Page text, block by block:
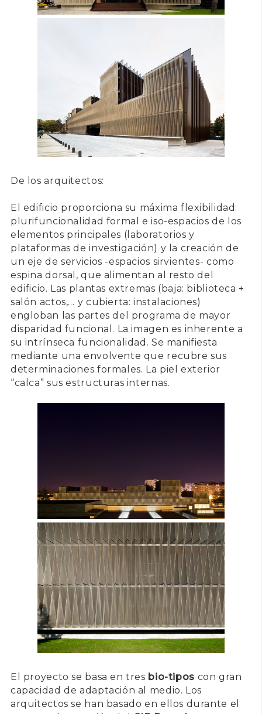
De los arquitectos:
El edificio proporciona su máxima flexibilidad:
plurifuncionalidad formal e iso-espacios de los
elementos principales (laboratorios y
plataformas de investigación) y la creación de
un eje de servicios -espacios sirvientes- como
espina dorsal, que alimentan al resto del
edificio. Las plantas extremas (baja: biblioteca +
salón actos,… y cubierta: instalaciones)
engloban las partes del programa de mayor
disparidad funcional. La imagen es inherente a
su intrínseca funcionalidad. Se manifiesta
mediante una envolvente que recubre sus
determinaciones formales. La piel exterior
“calca” sus estructuras internas.
El proyecto se basa en tres bio-tipos con gran
capacidad de adaptación al medio. Los
arquitectos se han basado en ellos durante el